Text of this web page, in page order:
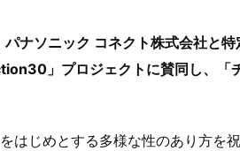
ナソニック コネクト株式会社と
」プロジェクトに賛同し、
はじめとする多様な性のあり方を